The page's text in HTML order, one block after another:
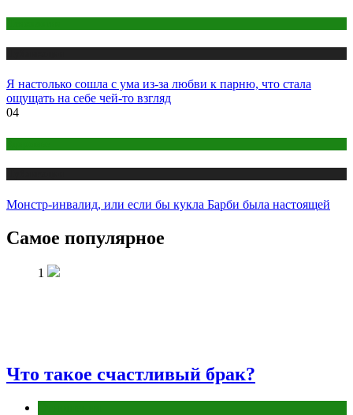
Я настолько сошла с ума из-за любви к парню, что стала
ощущать на себе чей-то взгляд
04
Монстр-инвалид, или если бы кукла Барби была настоящей
Самое популярное
1
Что такое счастливый брак?